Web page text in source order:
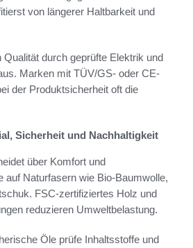
von längerer Haltbarkeit und
durch geprüfte Elektrik und
Marken mit TÜV/GS- oder CE-
der Produktsicherheit oft die
Sicherheit und Nachhaltigkeit
über Komfort und
auf Naturfasern wie Bio-Baumwolle,
FSC‑zertifiziertes Holz und
reduzieren Umweltbelastung.
Öle prüfe Inhaltsstoffe und